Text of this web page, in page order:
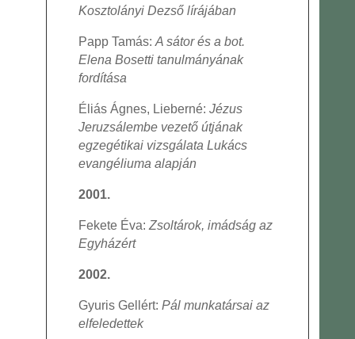
Kosztolányi Dezső lírájában
Papp Tamás:A sátor és a bot.
Elena Bosetti tanulmányának
fordítása
Éliás Ágnes, Lieberné:Jézus
Jeruzsálembe vezető útjának
egzegétikai vizsgálata Lukács
evangéliuma alapján
2001.
Fekete Éva:Zsoltárok, imádság az
Egyházért
2002.
Gyuris Gellért:Pál munkatársai az
elfeledettek